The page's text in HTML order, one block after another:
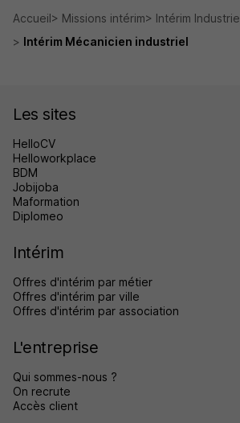
Accueil Missions intérim
Intérim Industrie
Intérim Mécanicien industriel
Les sites
HelloCV
Helloworkplace
BDM
Jobijoba
Maformation
Diplomeo
Intérim
Offres d'intérim par métier
Offres d'intérim par ville
Offres d'intérim par association
L'entreprise
Qui sommes-nous ?
On recrute
Accès client